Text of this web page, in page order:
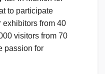
to participate
exhibitors from 40
visitors from 70
passion for